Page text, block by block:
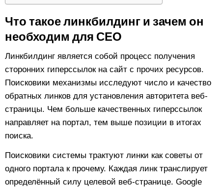
Что такое линкбилдинг и зачем он
необходим для СЕО
Линкбилдинг является собой процесс получения
сторонних гиперссылок на сайт с прочих ресурсов.
Поисковики механизмы исследуют число и качество
обратных линков для установления авторитета веб-
страницы. Чем больше качественных гиперссылок
направляет на портал, тем выше позиции в итогах
поиска.
Поисковики системы трактуют линки как советы от
одного портала к прочему. Каждая линк транслирует
определённый силу целевой веб-странице. Google